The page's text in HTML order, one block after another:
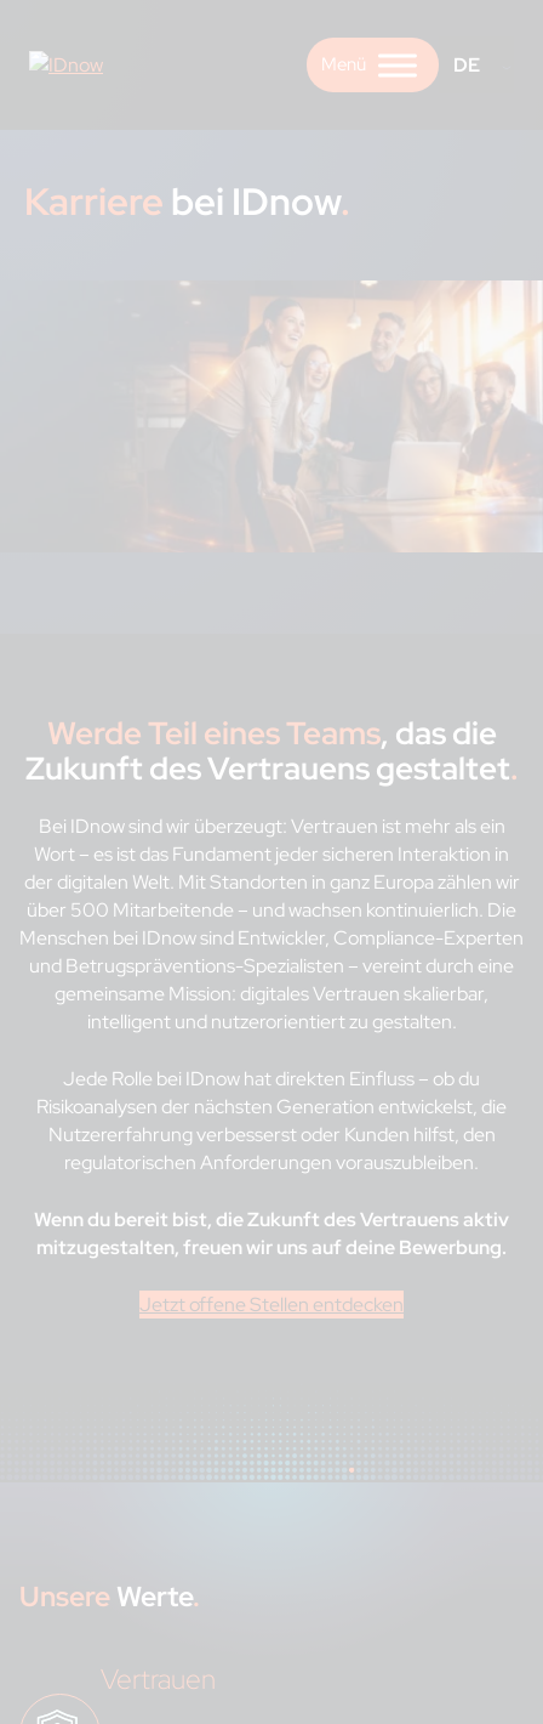
content
DE
Karriere bei IDnow.
Werde Teil eines Teams, das die
Zukunft des Vertrauens gestaltet.
Bei IDnow sind wir überzeugt: Vertrauen ist mehr als ein
Wort – es ist das Fundament jeder sicheren Interaktion in
der digitalen Welt. Mit Standorten in ganz Europa zählen wir
über 500 Mitarbeitende – und wachsen kontinuierlich. Die
Menschen bei IDnow sind Entwickler, Compliance-Experten
und Betrugspräventions-Spezialisten – vereint durch eine
gemeinsame Mission: digitales Vertrauen skalierbar,
intelligent und nutzerorientiert zu gestalten.
Jede Rolle bei IDnow hat direkten Einfluss – ob du
Risikoanalysen der nächsten Generation entwickelst, die
Nutzererfahrung verbesserst oder Kunden hilfst, den
regulatorischen Anforderungen vorauszubleiben.
Wenn du bereit bist, die Zukunft des Vertrauens aktiv
mitzugestalten, freuen wir uns auf deine Bewerbung.
Jetzt offene Stellen entdecken
UnsereWerte.
Vertrauen